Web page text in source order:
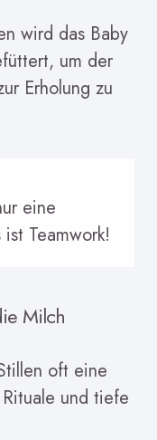
wird das Baby
um der
Erholung zu
eine
Teamwork!
Milch
oft eine
und tiefe